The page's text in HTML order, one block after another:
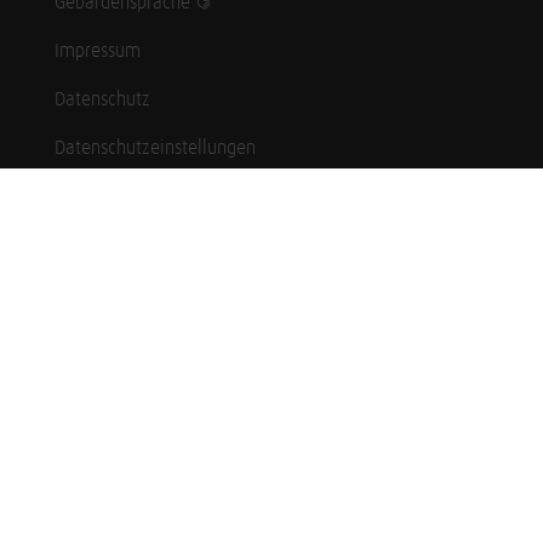
Impressum
Datenschutz
Datenschutzeinstellungen